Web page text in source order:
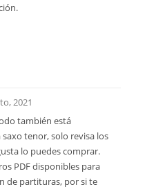
2021
también está
tenor, solo revisa los
lo puedes comprar.
PDF disponibles para
de partituras, por si te